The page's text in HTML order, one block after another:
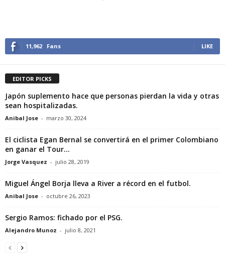
11,962 Fans LIKE
EDITOR PICKS
Japón suplemento hace que personas pierdan la vida y otras
sean hospitalizadas.
Anibal Jose - marzo 30, 2024
El ciclista Egan Bernal se convertirá en el primer Colombiano
en ganar el Tour...
Jorge Vasquez - julio 28, 2019
Miguel Ángel Borja lleva a River a récord en el futbol.
Anibal Jose - octubre 26, 2023
Sergio Ramos: fichado por el PSG.
Alejandro Munoz - julio 8, 2021